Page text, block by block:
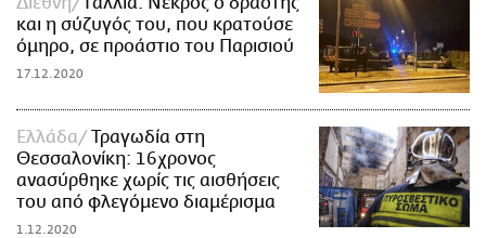
και η σύζυγός του, που κρατούσε
όμηρο, σε προάστιο του Παρισιού
17.12.2020
Ελλάδα
Τραγωδία στη
Θεσσαλονίκη: 16χρονος
ανασύρθηκε χωρίς τις αισθήσεις
του από φλεγόμενο διαμέρισμα
1.12.2020